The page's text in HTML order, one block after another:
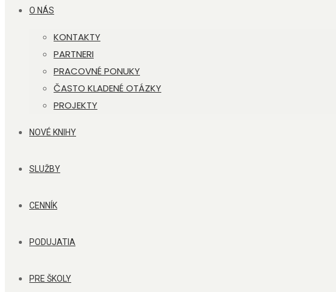
O NÁS
KONTAKTY
PARTNERI
PRACOVNÉ PONUKY
ČASTO KLADENÉ OTÁZKY
PROJEKTY
NOVÉ KNIHY
SLUŽBY
CENNÍK
PODUJATIA
PRE ŠKOLY